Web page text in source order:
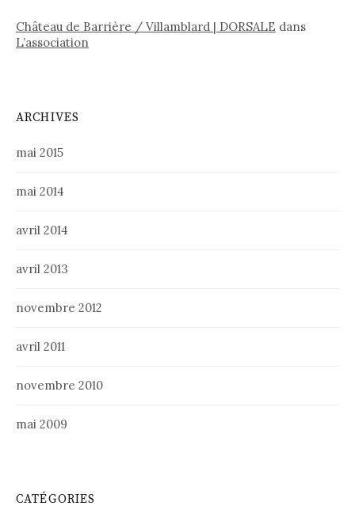
Château de Barrière / Villamblard | DORSALE dans
L’association
ARCHIVES
mai 2015
mai 2014
avril 2014
avril 2013
novembre 2012
avril 2011
novembre 2010
mai 2009
CATÉGORIES